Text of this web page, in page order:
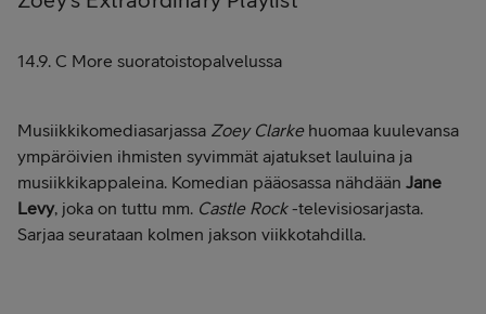
14.9. C More suoratoistopalvelussa
Musiikkikomediasarjassa Zoey Clarkehuomaa kuulevansa
ympäröivien ihmisten syvimmät ajatukset lauluina ja
musiikkikappaleina. Komedian pääosassa nähdään Jane
Levy, joka on tuttu mm. Castle Rock-televisiosarjasta.
Sarjaa seurataan kolmen jakson viikkotahdilla.